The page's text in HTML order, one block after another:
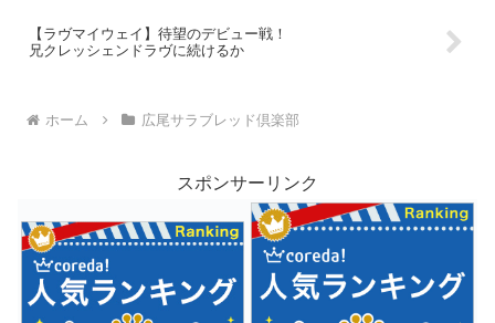
【ラヴマイウェイ】待望のデビュー戦！
兄クレッシェンドラヴに続けるか
ホーム 広尾サラブレッド倶楽部
スポンサーリンク